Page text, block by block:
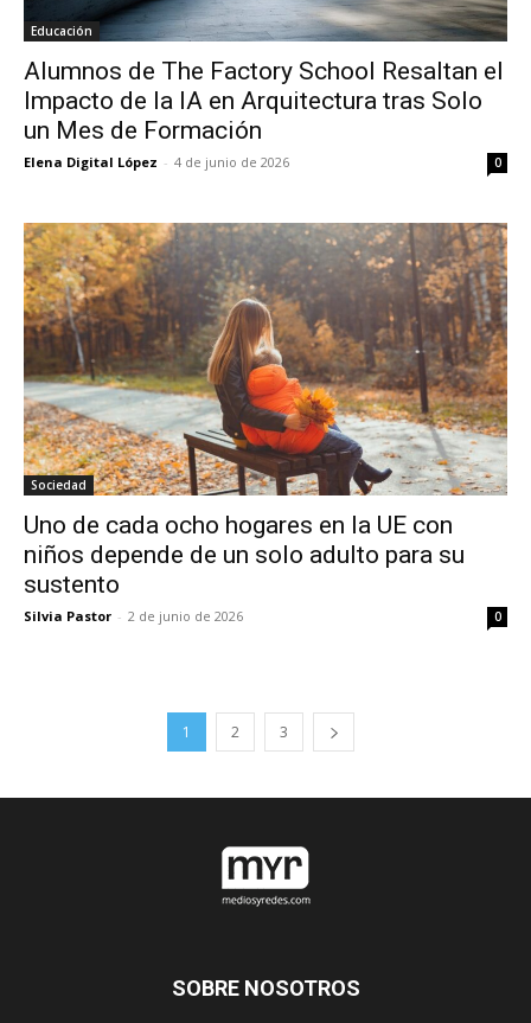
Educación
Alumnos de The Factory School Resaltan el
Impacto de la IA en Arquitectura tras Solo
un Mes de Formación
Elena Digital López - 4 de junio de 2026 0
Sociedad
Uno de cada ocho hogares en la UE con
niños depende de un solo adulto para su
sustento
Silvia Pastor - 2 de junio de 2026 0
1 2 3
SOBRE NOSOTROS